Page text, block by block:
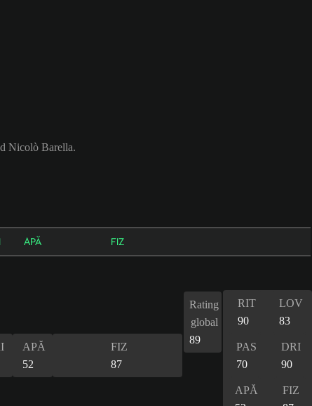
Nicolò Barella.
APĂ FIZ
APĂ
52
FIZ
87
Rating
global
89
RIT
90
LOV
83
PAS
70
DRI
90
APĂ
FIZ